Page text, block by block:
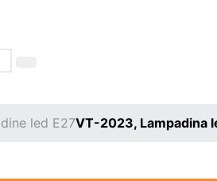
led E27VT-2023, Lampadina